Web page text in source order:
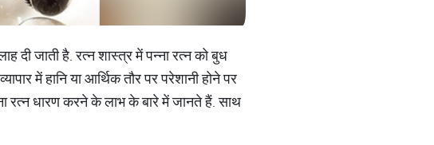
दी जाती है. रत्न शास्त्र में पन्ना रत्न को बुध
में हानि या आर्थिक तौर पर परेशानी होने पर
रत्न धारण करने के लाभ के बारे में जानते हैं. साथ